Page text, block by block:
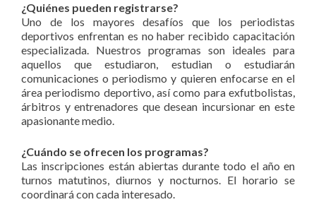
¿Quiénes pueden registrarse?
Uno de los mayores desafíos que los periodistas
deportivos enfrentan es no haber recibido capacitación
especializada. Nuestros programas son ideales para
aquellos que estudiaron, estudian o estudiarán
comunicaciones o periodismo y quieren enfocarse en el
área periodismo deportivo, así como para exfutbolistas,
árbitros y entrenadores que desean incursionar en este
apasionante medio.
¿Cuándo se ofrecen los programas?
Las inscripciones están abiertas durante todo el año en
turnos matutinos, diurnos y nocturnos. El horario se
coordinará con cada interesado.